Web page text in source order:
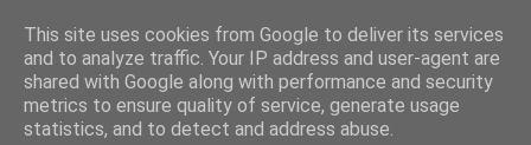
This site uses cookies from Google to deliver its services
and to analyze traffic. Your IP address and user-agent are
shared with Google along with performance and security
metrics to ensure quality of service, generate usage
statistics, and to detect and address abuse.